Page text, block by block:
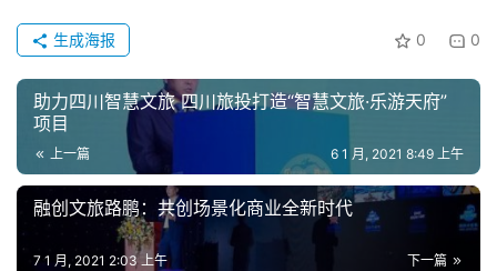
0 0
生成海报
助力四川智慧文旅 四川旅投打造“智慧文旅·乐游天府”
项目
上一篇 6 1 月, 2021 8:49 上午
融创文旅路鹏：共创场景化商业全新时代
下一篇
7 1 月, 2021 2:03 上午